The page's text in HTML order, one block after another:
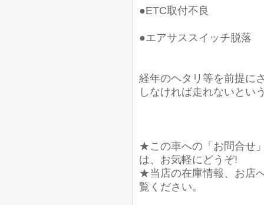
●ETC取付不良
●エアサススイッチ脱落
経年のヘタリ等を前提に
しなければ走れないとい
★この車への「お問合せ
は、お気軽にどうぞ!
★当店の在庫情報、お店
覧ください。